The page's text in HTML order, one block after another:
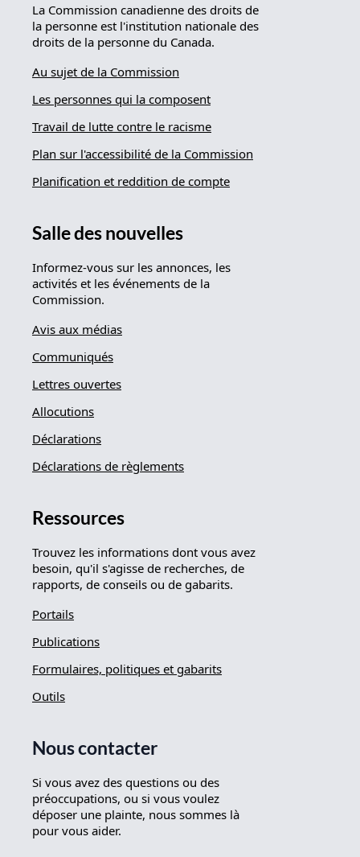
La Commission canadienne des droits de
la personne est l'institution nationale des
droits de la personne du Canada.
Au sujet de la Commission
Les personnes qui la composent
Travail de lutte contre le racisme
Plan sur l'accessibilité de la Commission
Planification et reddition de compte
Salle des nouvelles
Informez-vous sur les annonces, les
activités et les événements de la
Commission.
Avis aux médias
Communiqués
Lettres ouvertes
Allocutions
Déclarations
Déclarations de règlements
Ressources
Trouvez les informations dont vous avez
besoin, qu'il s'agisse de recherches, de
rapports, de conseils ou de gabarits.
Portails
Publications
Formulaires, politiques et gabarits
Outils
Nous contacter
Si vous avez des questions ou des
préoccupations, ou si vous voulez
déposer une plainte, nous sommes là
pour vous aider.